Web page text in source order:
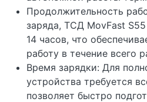
Продолжительность
заряда, ТСД MovFast
14 часов, что
работу в течение всего
Время зарядки: Для
устройства требуется
позволяет быстро